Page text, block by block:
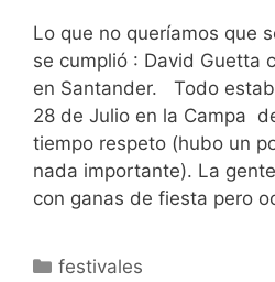
Lo que no queríamos que
se cumplió : David Guetta
en Santander. Todo
28 de Julio en la Campa
tiempo respeto (hubo un
nada importante). La
con ganas de fiesta pero
Categorías
festivales